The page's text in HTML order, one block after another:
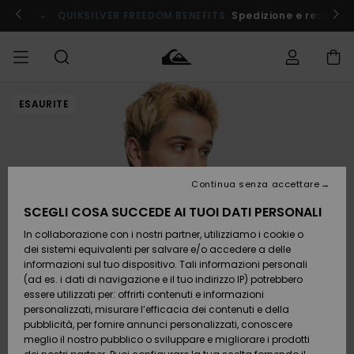
informazioni
prodotto
QUIKSILVER FREEDOM BENEFITS Spedizione e resi
UOMO Abbigliamento
Accessori
Calzature
e
infradito
Surf /
Acqua
Abbigliamento
Accessori
Calzature
e
infradito
Surf /
Acqua
Shop
Nuovi
Da
Scoprire
Snow
SURF
Surf Shop
Uomo
Highlights
Comunità
SNOW
Snow
Shop
Uomo
Shop
Snow
Shop
Donna
OUTLET
Outlet
Uomo
Outlet
Donna
Accedi al tuo
ordine
Spedizione
Pagamento
Buono regalo
Quiksilver
Freedom
ESAURITE
SCEGLI COSA SUCCEDE AI TUOI DATI PERSONALI
In collaborazione con i nostri partner, utilizziamo i cookie o
dei sistemi equivalenti per salvare e/o accedere a delle
informazioni sul tuo dispositivo. Tali informazioni personali
(ad es. i dati di navigazione e il tuo indirizzo IP) potrebbero
essere utilizzati per: offrirti contenuti e informazioni
personalizzati, misurare l’efficacia dei contenuti e della
pubblicità, per fornire annunci personalizzati, conoscere
meglio il nostro pubblico o sviluppare e migliorare i prodotti
Continua senza accettare